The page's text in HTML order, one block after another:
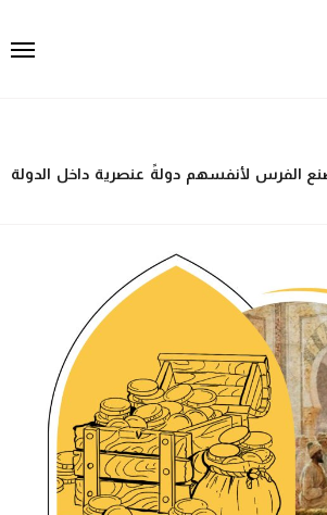
الفرس لأنفسهم دولةً عنصرية داخل الدولة